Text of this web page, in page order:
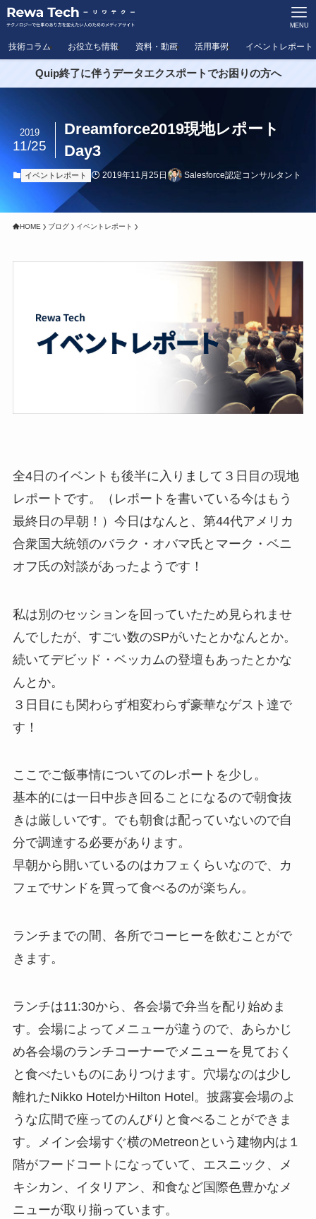
MENU
技術コラム お役立ち情報 資料・動画 活用事例 イベントレポート
Quip終了に伴うデータエクスポートでお困りの方へ
Dreamforce2019現地レポート
Day3
2019
11/25
イベントレポート 2019年11月25日 Salesforce認定コンサルタント
HOME ブログ イベントレポート
全4日のイベントも後半に入りまして３日目の現地
レポートです。（レポートを書いている今はもう
最終日の早朝！）今日はなんと、第44代アメリカ
合衆国大統領のバラク・オバマ氏とマーク・ベニ
オフ氏の対談があったようです！
私は別のセッションを回っていたため見られませ
んでしたが、すごい数のSPがいたとかなんとか。
続いてデビッド・ベッカムの登壇もあったとかな
んとか。
３日目にも関わらず相変わらず豪華なゲスト達で
す！
ここでご飯事情についてのレポートを少し。
基本的には一日中歩き回ることになるので朝食抜
きは厳しいです。でも朝食は配っていないので自
分で調達する必要があります。
早朝から開いているのはカフェくらいなので、カ
フェでサンドを買って食べるのが楽ちん。
ランチまでの間、各所でコーヒーを飲むことがで
きます。
ランチは11:30から、各会場で弁当を配り始めま
す。会場によってメニューが違うので、あらかじ
め各会場のランチコーナーでメニューを見ておく
と食べたいものにありつけます。穴場なのは少し
離れたNikko HotelかHilton Hotel。披露宴会場のよ
うな広間で座ってのんびりと食べることができま
す。メイン会場すぐ横のMetreonという建物内は１
階がフードコートになっていて、エスニック、メ
キシカン、イタリアン、和食など国際色豊かなメ
ニューが取り揃っています。